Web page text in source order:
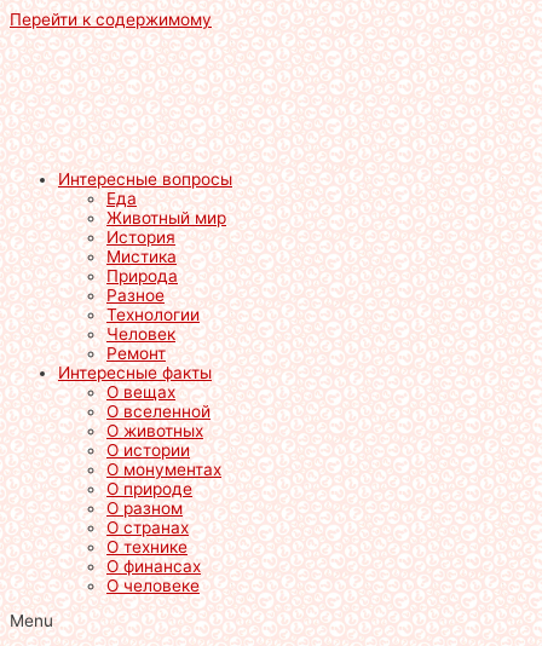
Перейти к содержимому
Интересные вопросы
Еда
Животный мир
История
Мистика
Природа
Разное
Технологии
Человек
Ремонт
Интересные факты
О вещах
О вселенной
О животных
О истории
О монументах
О природе
О разном
О странах
О технике
О финансах
О человеке
Menu